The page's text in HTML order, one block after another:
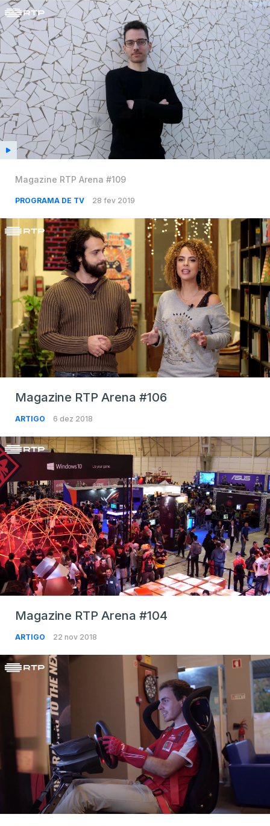
Magazine RTP Arena #109
PROGRAMA DE TV 28 fev 2019
Magazine RTP Arena #106
ARTIGO 6 dez 2018
Magazine RTP Arena #104
ARTIGO 22 nov 2018